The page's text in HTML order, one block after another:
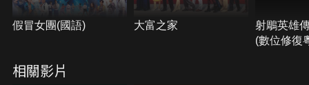
假冒女團(國語) 大富之家
射鵰英雄
(數位修復
相關影片